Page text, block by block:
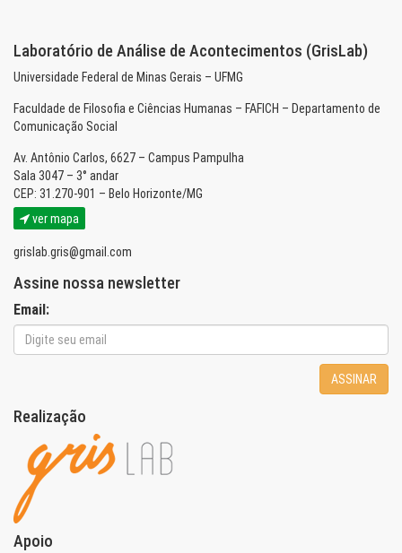
Laboratório de Análise de Acontecimentos (GrisLab)
Universidade Federal de Minas Gerais – UFMG
Faculdade de Filosofia e Ciências Humanas – FAFICH – Departamento de
Comunicação Social
Av. Antônio Carlos, 6627 – Campus Pampulha
Sala 3047 – 3° andar
CEP: 31.270-901 – Belo Horizonte/MG
ver mapa
grislab.gris@gmail.com
Assine nossa newsletter
Email:
ASSINAR
Realização
Apoio